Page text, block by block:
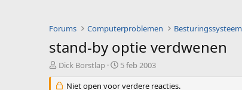
Forums Computerproblemen Besturingssysteem
stand-by optie verdwenen
O
d
Dick Borstlap
S
a
5 feb 2003
Niet open voor verdere reacties.